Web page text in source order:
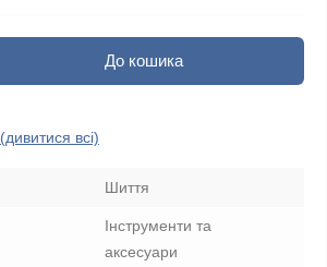
До кошика
(дивитися всі)
Шиття
Інструменти та
аксесуари